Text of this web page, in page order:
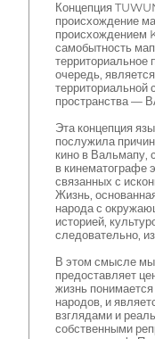
Концепция
происхождение
происхождением
самобытность
территориальное
очередь,
территориальной
пространства —
Эта концепция
послужила
кино в Вальмапу,
в кинематографе
связанных с
Жизнь,
народа с
историей,
следовательно,
В этом смысле мы
предоставляет
жизнь понимается
народов, и
взглядами и
собственными